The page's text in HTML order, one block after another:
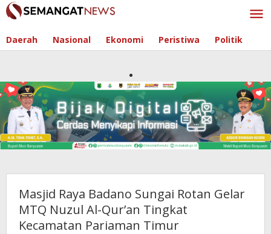
Skip
to
Daerah Nasional Ekonomi Peristiwa Politik
Masjid Raya Badano Sungai Rotan Gelar
MTQ Nuzul Al-Qur’an Tingkat
Kecamatan Pariaman Timur